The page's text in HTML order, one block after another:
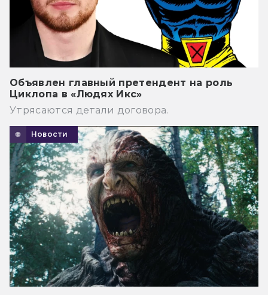
Объявлен главный претендент на роль
Циклопа в «Людях Икс»
Утрясаются детали договора.
Новости